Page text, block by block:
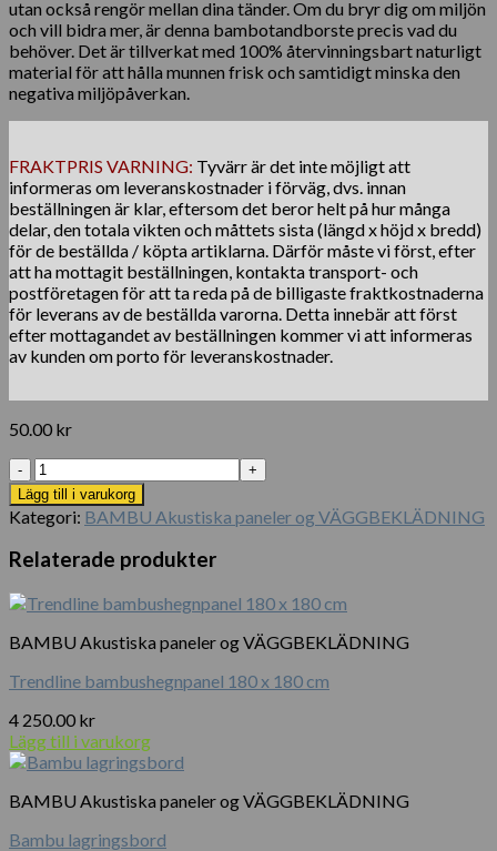
utan också rengör mellan dina tänder. Om du bryr dig om miljön
och vill bidra mer, är denna bambotandborste precis vad du
behöver. Det är tillverkat med 100% återvinningsbart naturligt
material för att hålla munnen frisk och samtidigt minska den
negativa miljöpåverkan.
FRAKTPRIS VARNING: Tyvärr är det inte möjligt att
informeras om leveranskostnader i förväg, dvs. innan
beställningen är klar, eftersom det beror helt på hur många
delar, den totala vikten och måttets sista (längd x höjd x bredd)
för de beställda / köpta artiklarna. Därför måste vi först, efter
att ha mottagit beställningen, kontakta transport- och
postföretagen för att ta reda på de billigaste fraktkostnaderna
för leverans av de beställda varorna. Detta innebär att först
efter mottagandet av beställningen kommer vi att informeras
av kunden om porto för leveranskostnader.
50.00 kr
Miljövänlig
Bamboo
mjuk
borste
tandborste
mängd
Lägg till i varukorg
Kategori: BAMBU Akustiska paneler og VÄGGBEKLÄDNING
Relaterade produkter
BAMBU Akustiska paneler og VÄGGBEKLÄDNING
Trendline bambushegnpanel 180 x 180 cm
4 250.00 kr
Lägg till i varukorg
BAMBU Akustiska paneler og VÄGGBEKLÄDNING
Bambu lagringsbord